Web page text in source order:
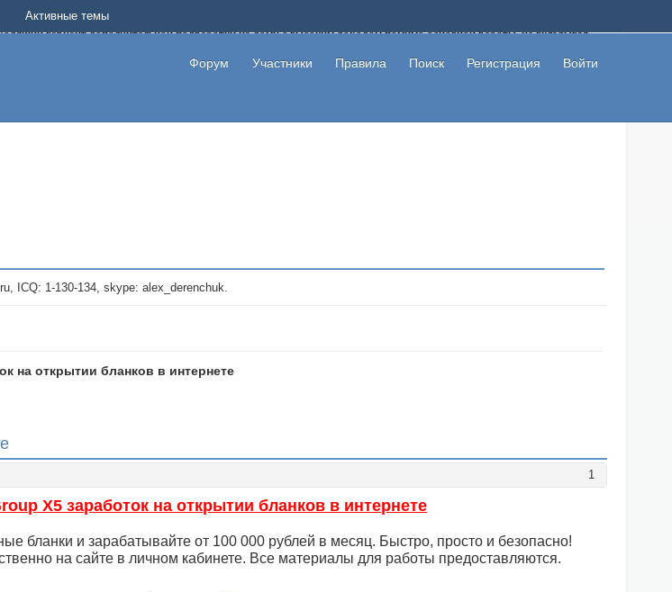
вариант дополнительной подработки на дому с высоким доходом помимо основной работы, не вкладывая
в теме что это лохотрон, чтобы другие пользователи не попались на развод. Вы сможете начать зарабатывать
со своими пригласительными ссылками и первая прибыль не заставит себя долго ждать.
Форум Участники Правила Поиск Регистрация Войти
Активные темы
1-130-134, skype: alex_derenchuk.
на открытии бланков в интернете
1
X5 заработок на открытии бланков в интернете
бланки и зарабатывайте от 100 000 рублей в месяц. Быстро, просто и безопасно!
на сайте в личном кабинете. Все материалы для работы предоставляются.